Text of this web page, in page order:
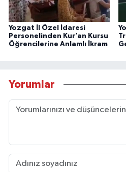
Yozgat İl Özel İdaresi
Personelinden Kur’an Kursu
Öğrencilerine Anlamlı İkram
Yorumlar